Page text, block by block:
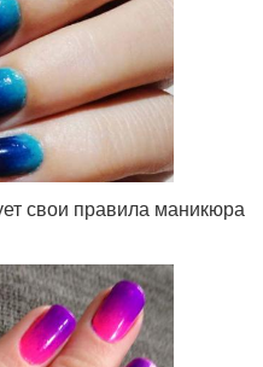
свои правила маникюра